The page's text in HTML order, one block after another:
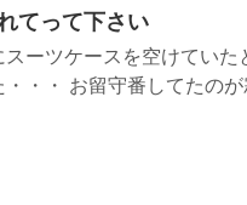
てって下さい
スーツケースを空けてい
・・・ お留守番してたの